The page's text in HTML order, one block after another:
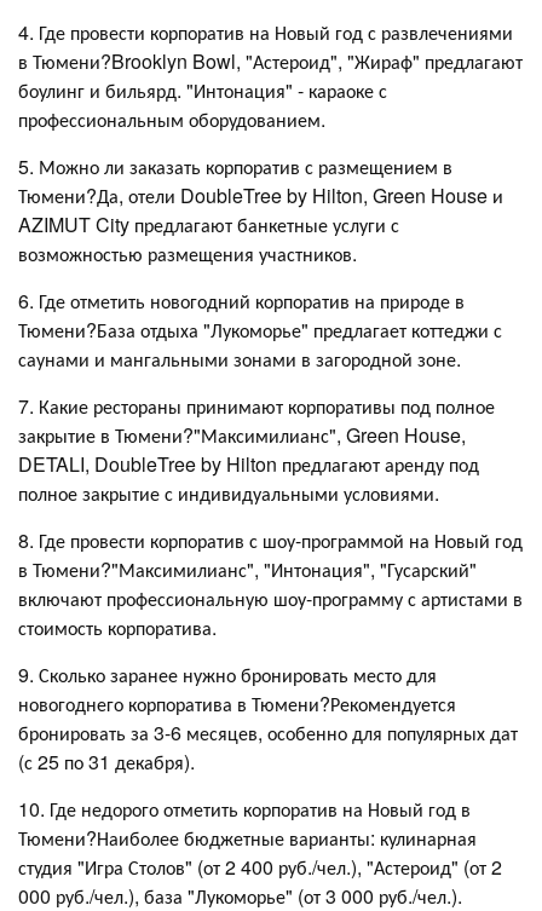
4. Где провести корпоратив на Новый год с развлечениями
в Тюмени?Brooklyn Bowl, "Астероид", "Жираф" предлагают
боулинг и бильярд. "Интонация" - караоке с
профессиональным оборудованием.
5. Можно ли заказать корпоратив с размещением в
Тюмени?Да, отели DoubleTree by Hilton, Green House и
AZIMUT City предлагают банкетные услуги с
возможностью размещения участников.
6. Где отметить новогодний корпоратив на природе в
Тюмени?База отдыха "Лукоморье" предлагает коттеджи с
саунами и мангальными зонами в загородной зоне.
7. Какие рестораны принимают корпоративы под полное
закрытие в Тюмени?"Максимилианс", Green House,
DETALI, DoubleTree by Hilton предлагают аренду под
полное закрытие с индивидуальными условиями.
8. Где провести корпоратив с шоу-программой на Новый год
в Тюмени?"Максимилианс", "Интонация", "Гусарский"
включают профессиональную шоу-программу с артистами в
стоимость корпоратива.
9. Сколько заранее нужно бронировать место для
новогоднего корпоратива в Тюмени?Рекомендуется
бронировать за 3-6 месяцев, особенно для популярных дат
(с 25 по 31 декабря).
10. Где недорого отметить корпоратив на Новый год в
Тюмени?Наиболее бюджетные варианты: кулинарная
студия "Игра Столов" (от 2 400 руб./чел.), "Астероид" (от 2
000 руб./чел.), база "Лукоморье" (от 3 000 руб./чел.).